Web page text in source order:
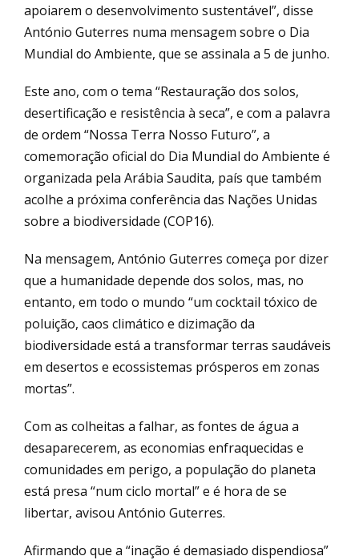
apoiarem o desenvolvimento sustentável”, disse
António Guterres numa mensagem sobre o Dia
Mundial do Ambiente, que se assinala a 5 de junho.
Este ano, com o tema “Restauração dos solos,
desertificação e resistência à seca”, e com a palavra
de ordem “Nossa Terra Nosso Futuro”, a
comemoração oficial do Dia Mundial do Ambiente é
organizada pela Arábia Saudita, país que também
acolhe a próxima conferência das Nações Unidas
sobre a biodiversidade (COP16).
Na mensagem, António Guterres começa por dizer
que a humanidade depende dos solos, mas, no
entanto, em todo o mundo “um cocktail tóxico de
poluição, caos climático e dizimação da
biodiversidade está a transformar terras saudáveis
em desertos e ecossistemas prósperos em zonas
mortas”.
Com as colheitas a falhar, as fontes de água a
desaparecerem, as economias enfraquecidas e
comunidades em perigo, a população do planeta
está presa “num ciclo mortal” e é hora de se
libertar, avisou António Guterres.
Afirmando que a “inação é demasiado dispendiosa”